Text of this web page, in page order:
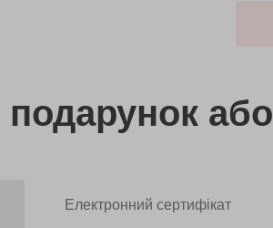
подарунок або
Електронний сертифікат